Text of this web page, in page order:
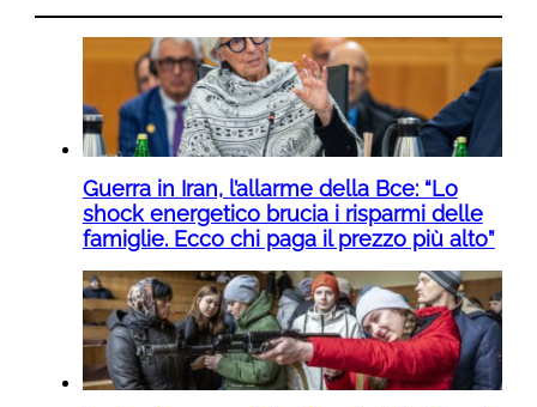
Guerra in Iran, l’allarme della Bce: “Lo
shock energetico brucia i risparmi delle
famiglie. Ecco chi paga il prezzo più alto”